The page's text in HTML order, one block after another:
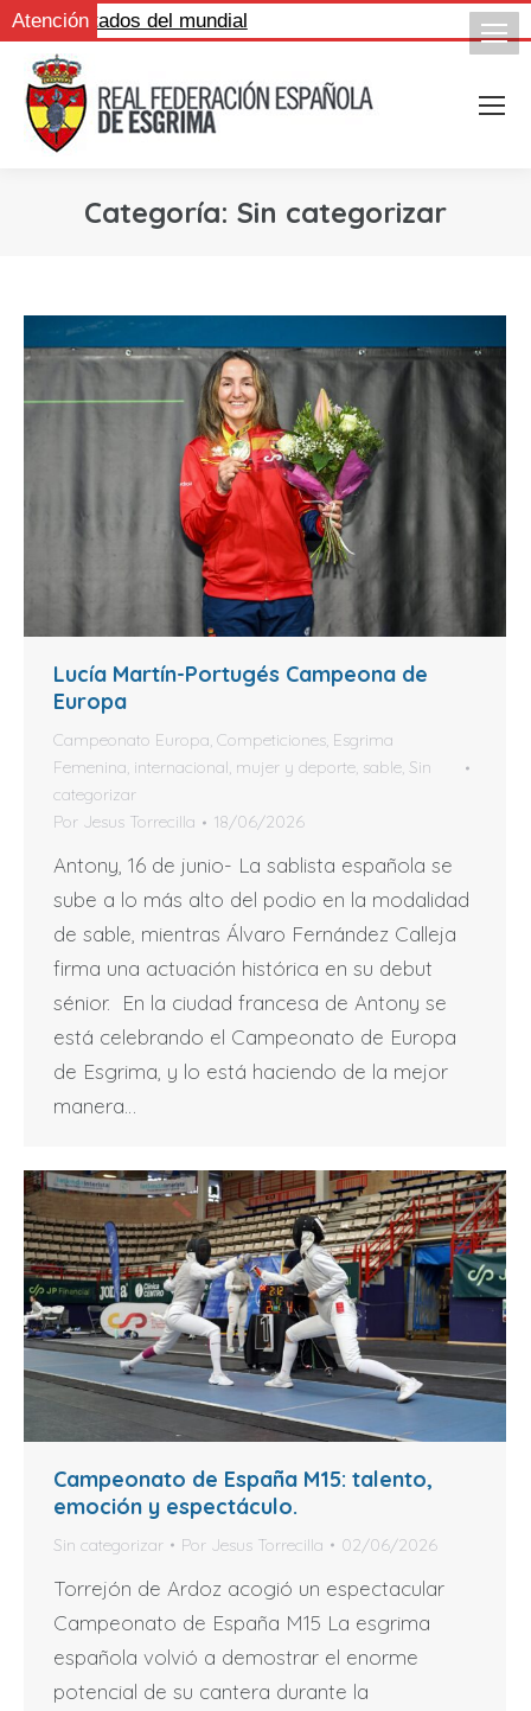
Atención
resultados del mundial
Categoría: Sin categorizar
Lucía Martín-Portugés Campeona de
Europa
Campeonato Europa, Competiciones, Esgrima
Femenina, internacional, mujer y deporte, sable, Sin
categorizar
Por Jesus Torrecilla 18/06/2026
Antony, 16 de junio- La sablista española se
sube a lo más alto del podio en la modalidad
de sable, mientras Álvaro Fernández Calleja
firma una actuación histórica en su debut
sénior. En la ciudad francesa de Antony se
está celebrando el Campeonato de Europa
de Esgrima, y lo está haciendo de la mejor
manera…
Campeonato de España M15: talento,
emoción y espectáculo.
Sin categorizar Por Jesus Torrecilla 02/06/2026
Torrejón de Ardoz acogió un espectacular
Campeonato de España M15 La esgrima
española volvió a demostrar el enorme
potencial de su cantera durante la